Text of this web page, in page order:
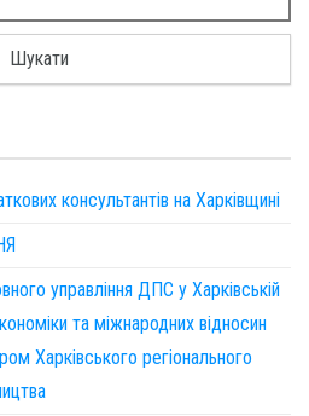
консультантів на Харківщині
управління ДПС у Харківській
та міжнародних відносин
Харківського регіонального